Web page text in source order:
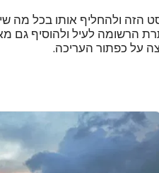
הזה ולהחליף אותו בכל מה
הרשומה לעיל ולהוסיף
על כפתור העריכה.